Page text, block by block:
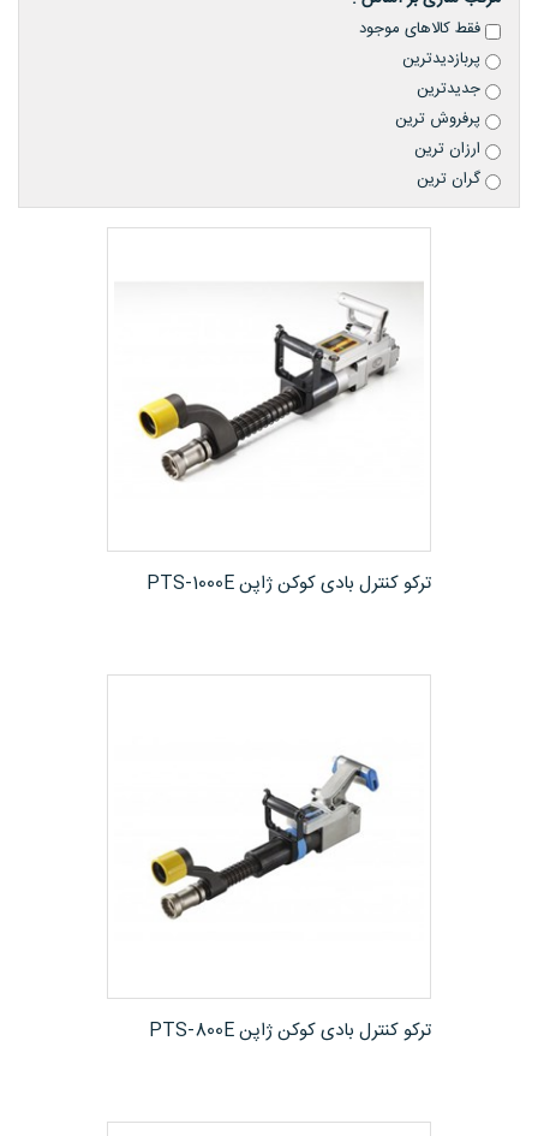
فقط کالاهای موجود
پربازدیدترین
جدیدترین
پرفروش ترین
ارزان ترین
گران ترین
مشاهده محصول
ترکو کنترل بادی کوکن ژاپن PTS-1000E
مشاهده محصول
ترکو کنترل بادی کوکن ژاپن PTS-800E